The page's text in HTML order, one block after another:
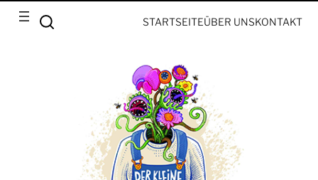
STARTSEITEÜBER UNSKONTAKT